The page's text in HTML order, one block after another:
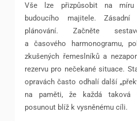
Vše lze přizpůsobit na míru
budoucího majitele.
plánování. Začněte
a časového harmonogramu,
zkušených řemeslníků a
rezervu pro nečekané situace.
opravách často odhalí další
na paměti, že každá taková
posunout blíž k vysněnému cíli.